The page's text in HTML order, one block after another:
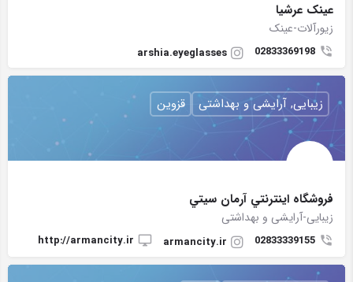
عینک عرشیا
زیورآلات-عینک
02833369198
arshia.eyeglasses
فروشگاه اينترنتي آرمان سيتي
زیبایی-آرایشی و بهداشتی
02833339155
armancity.ir
http://armancity.ir
زیبایی, آرایشی و بهداشتی قزوین